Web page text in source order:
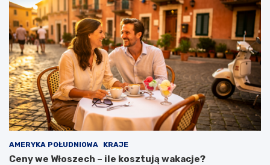
AMERYKA POŁUDNIOWA KRAJE
Ceny we Włoszech – ile kosztują wakacje?